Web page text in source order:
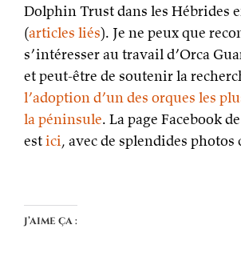
Dolphin Trust dans les Hébrides
(articles liés). Je ne peux que
s’intéresser au travail d’Orca
et peut-être de soutenir la
l’adoption d’un des orques les
la péninsule. La page Facebook
estici, avec de splendides photos
J’aime ça :